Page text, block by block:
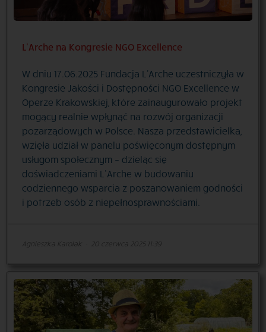
L’Arche na Kongresie NGO Excellence
W dniu 17.06.2025 Fundacja L'Arche uczestniczyła w
Kongresie Jakości i Dostępności NGO Excellence w
Operze Krakowskiej, które zainaugurowało projekt
mogący realnie wpłynąć na rozwój organizacji
pozarządowych w Polsce. Nasza przedstawicielka,
wzięła udział w panelu poświęconym dostępnym
usługom społecznym – dzieląc się
doświadczeniami L’Arche w budowaniu
codziennego wsparcia z poszanowaniem godności
i potrzeb osób z niepełnosprawnościami.
Agnieszka Karolak 20 czerwca 2025 11:39